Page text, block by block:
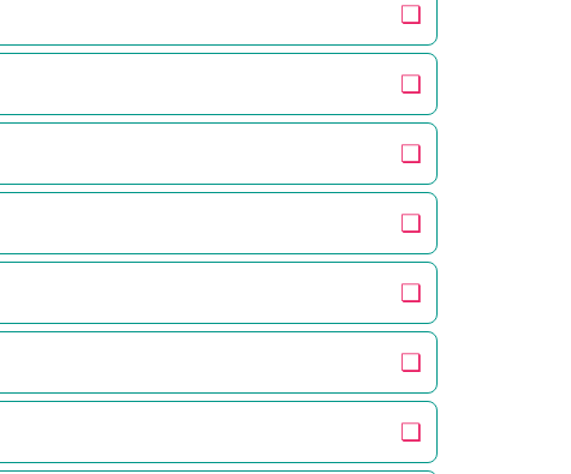
❏
❏
❏
❏
❏
❏
❏